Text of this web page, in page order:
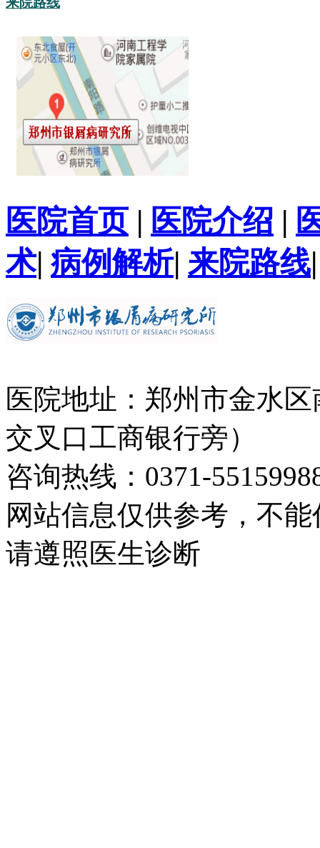
医院首页| 医院介绍 |
术| 病例解析| 来院路线
医院地址：郑州市金水
交叉口工商银行旁）
咨询热线：0371-
网站信息仅供参考，不
请遵照医生诊断